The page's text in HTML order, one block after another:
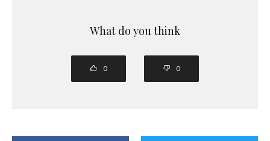
What do you think
0 0